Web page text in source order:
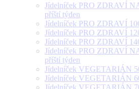
Jídelníček PRO ZDRAVÍ
příští týden
Jídelníček PRO ZDRAVÍ
Jídelníček PRO ZDRAVÍ
Jídelníček PRO ZDRAVÍ
Jídelníček PRO ZDRAVÍ
příští týden
Jídelníček VEGETARIÁN
Jídelníček VEGETARIÁN
Jídelníček VEGETARIÁN